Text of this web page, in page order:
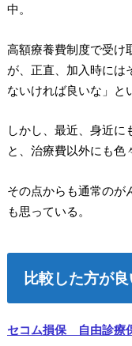
中。
高額療養費制度で受け
が、正直、加入時には
ないければ良いな」と
しかし、最近、身近に
と、治療費以外にも色
その点からも通常のが
も思っている。
比較した方が
セコム損保 自由